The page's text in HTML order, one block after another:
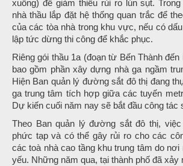
xuống) để giảm thiểu rủi ro lún sụt.
nhà thầu lắp đặt hệ thống quan trắc để
của các tòa nhà trong khu vực, nếu có
lập tức dừng thi công để khắc phục.
Riêng gói thầu 1a (đoạn từ Bến Thành đến
bao gồm phần xây dựng nhà ga ngầm
Hiện Ban quản lý đường sắt đô thị đang
ga trung tâm tích hợp giữa các tuyến
Dự kiến cuối năm nay sẽ bắt đầu công tác
Theo Ban quản lý đường sắt đô thị,
phức tạp và có thể gây rủi ro cho các
các toà nhà cao tầng khu trung tâm do nơi
yếu. Những năm qua, tại thành phố đã xảy